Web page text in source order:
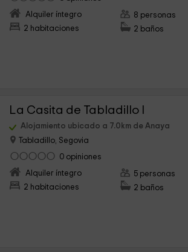
Alquiler íntegro
2 habitaciones
8 personas
2 baños
La Casita de Tabladillo I
Alojamiento ubicado a 7.0km de Anaya
Tabladillo, Segovia
0 opiniones
Alquiler íntegro
2 habitaciones
5 personas
2 baños